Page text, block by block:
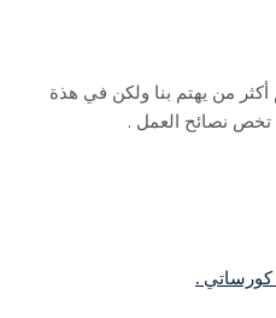
أكثر من يهتم بنا ولكن في هذة
تخص نصائح العمل .
.